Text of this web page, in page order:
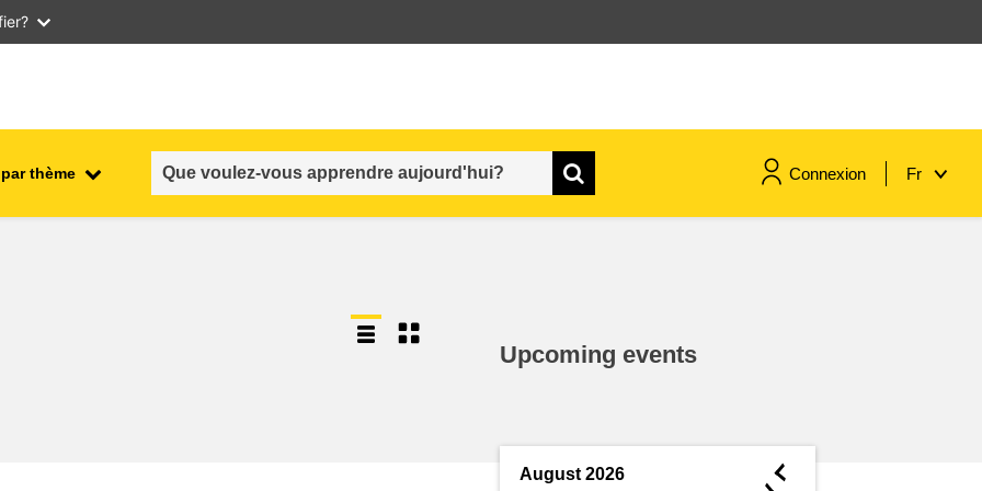
thème Connexion Fr
salubrité et sécurité alimentaire
connaissances
Upcoming events
August 2026 ◄